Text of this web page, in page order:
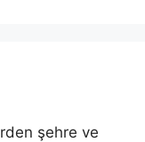
şehre ve